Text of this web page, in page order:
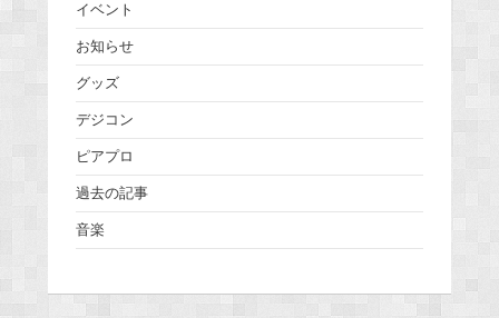
イベント
お知らせ
グッズ
デジコン
ピアプロ
過去の記事
音楽